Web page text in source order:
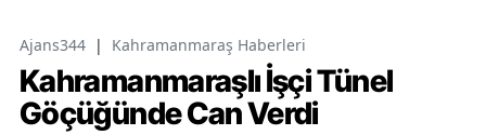
Ajans344 | Kahramanmaraş Haberleri
Kahramanmaraşlı İşçi Tünel
Göçüğünde Can Verdi